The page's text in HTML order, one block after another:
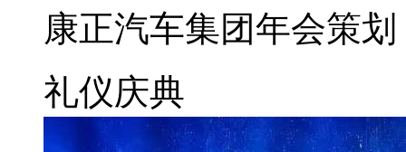
康正汽车集团年会策划
礼仪庆典